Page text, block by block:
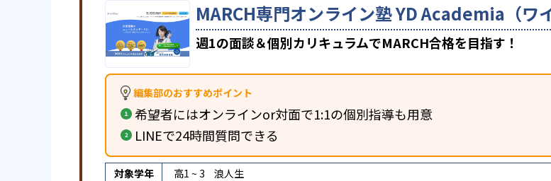
MARCH専門オンライン塾 YD Academia（ワ
週1の面談＆個別カリキュラムでMARCH合格を目指す！
編集部のおすすめポイント
希望者にはオンラインor対面で1:1の個別指導も用意
LINEで24時間質問できる
対象学年 高1 ~ 3
浪人生